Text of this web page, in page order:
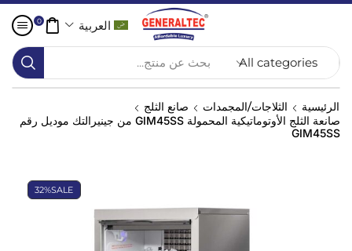
بحث عن منتج...
العربية 0
الرئيسية الثلاجات/المجمدات صانع الثلج
صانعة الثلج الأوتوماتيكية المحمولة GIM45SS من جينيرالتك موديل رقم
GIM45SS
SALE
32%